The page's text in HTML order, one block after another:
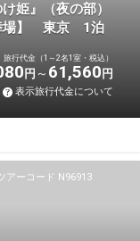
姫』（夜の部）
場】 東京 1泊
行代金（1～2名1室・税込）
円 61,560 円
表示旅行代金について
アーコード N96913